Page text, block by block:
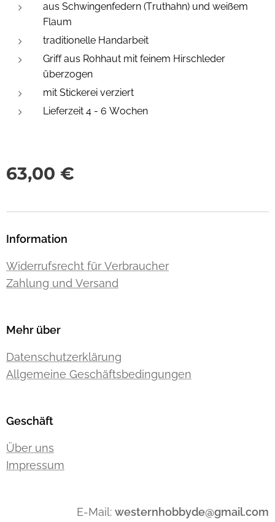
aus Schwingenfedern (Truthahn) und weißem
Flaum
traditionelle Handarbeit
Griff aus Rohhaut mit feinem Hirschleder
überzogen
mit Stickerei verziert
Lieferzeit 4 - 6 Wochen
63,00 €
Information
Widerrufsrecht für Verbraucher
Zahlung und Versand
Mehr über
Datenschutzerklärung
Allgemeine Geschäftsbedingungen
Geschäft
Über uns
Impressum
E-Mail: westernhobbyde@gmail.com